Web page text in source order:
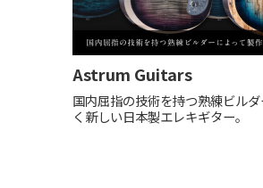
Astrum Guitars
国内屈指の技術を持つ熟練ビル
く新しい日本製エレキギター。